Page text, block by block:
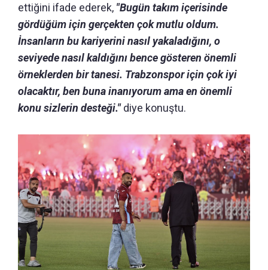
ettiğini ifade ederek, "Bugün takım içerisinde
gördüğüm için gerçekten çok mutlu oldum.
İnsanların bu kariyerini nasıl yakaladığını, o
seviyede nasıl kaldığını bence gösteren önemli
örneklerden bir tanesi. Trabzonspor için çok iyi
olacaktır, ben buna inanıyorum ama en önemli
konu sizlerin desteği."diye konuştu.